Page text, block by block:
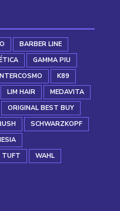
BARBER LINE
GAMMA PIU
K89
LIM HAIR
MEDAVITA
ORIGINAL BEST BUY
SCHWARZKOPF
TUFT
WAHL